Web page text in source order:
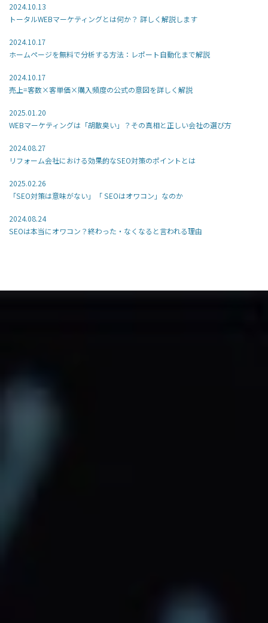
2024.10.13
トータルWEBマーケティングとは何か？ 詳しく解説します
2024.10.17
ホームページを無料で分析する方法：レポート自動化まで解説
2024.10.17
売上=客数×客単価×購入頻度の公式の意図を詳しく解説
2025.01.20
WEBマーケティングは「胡散臭い」？その真相と正しい会社の選び方
2024.08.27
リフォーム会社における効果的なSEO対策のポイントとは
2025.02.26
「SEO対策は意味がない」「 SEOはオワコン」なのか
2024.08.24
SEOは本当にオワコン？終わった・なくなると言われる理由